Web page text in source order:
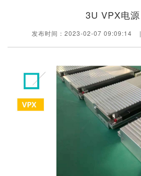
3U VPX电源
发布时间：2023-02-07 09:09:14 |